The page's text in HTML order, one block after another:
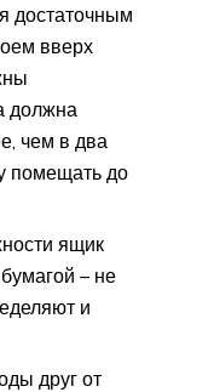
достаточным
вверх
должна
чем в два
помещать до
ящик
– не
и
друг от